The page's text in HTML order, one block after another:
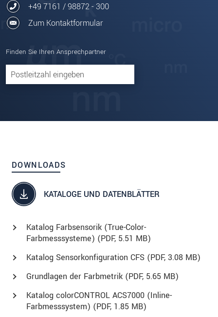
+49 7161 / 98872 - 300
Zum Kontaktformular
Finden Sie Ihren Ansprechpartner
DOWNLOADS
KATALOGE UND DATENBLÄTTER
Katalog Farbsensorik (True-Color-
Farbmesssysteme) (PDF, 5.51 MB)
Katalog Sensorkonfiguration CFS (PDF, 3.08 MB)
Grundlagen der Farbmetrik (PDF, 5.65 MB)
Katalog colorCONTROL ACS7000 (Inline-
Farbmesssystem) (PDF, 1.85 MB)